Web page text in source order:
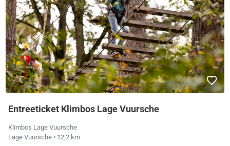
Entreeticket Klimbos Lage Vuursche
Klimbos Lage Vuursche
Lage Vuursche • 12,2 km